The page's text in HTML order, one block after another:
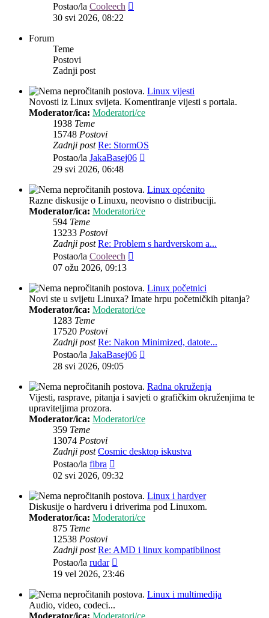
Postao/la Cooleech
30 svi 2026, 08:22
Forum
Teme
Postovi
Zadnji post
Linux vijesti
Novosti iz Linux svijeta. Komentiranje vijesti s portala.
Moderator/ica: Moderatori/ce
1938 Teme
15748 Postovi
Zadnji post Re: StormOS
Postao/la JakaBasej06
29 svi 2026, 06:48
Linux općenito
Razne diskusije o Linuxu, neovisno o distribuciji.
Moderator/ica: Moderatori/ce
594 Teme
13233 Postovi
Zadnji post Re: Problem s hardverskom a...
Postao/la Cooleech
07 ožu 2026, 09:13
Linux početnici
Novi ste u svijetu Linuxa? Imate hrpu početničkih pitanja?
Moderator/ica: Moderatori/ce
1283 Teme
17520 Postovi
Zadnji post Re: Nakon Minimized, datote...
Postao/la JakaBasej06
28 svi 2026, 09:05
Radna okruženja
Vijesti, rasprave, pitanja i savjeti o grafičkim okruženjima te
upraviteljima prozora.
Moderator/ica: Moderatori/ce
359 Teme
13074 Postovi
Zadnji post Cosmic desktop iskustva
Postao/la fibra
post
02 svi 2026, 09:32
Linux i hardver
Diskusije o hardveru i driverima pod Linuxom.
Moderator/ica: Moderatori/ce
875 Teme
12538 Postovi
Zadnji post Re: AMD i linux kompatibilnost
Postao/la rudar
post
19 vel 2026, 23:46
Linux i multimedija
Audio, video, codeci...